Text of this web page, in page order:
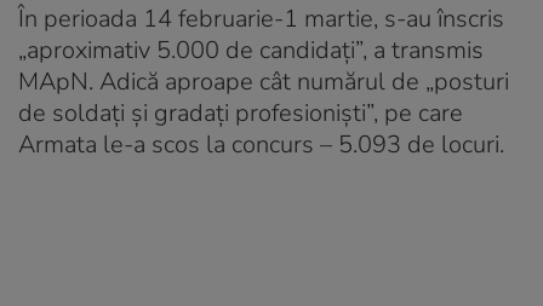
În perioada 14 februarie-1 martie, s-au înscris
„aproximativ 5.000 de candidați”, a transmis
MApN. Adică aproape cât numărul de „posturi
de soldați și gradați profesioniști”, pe care
Armata le-a scos la concurs – 5.093 de locuri.